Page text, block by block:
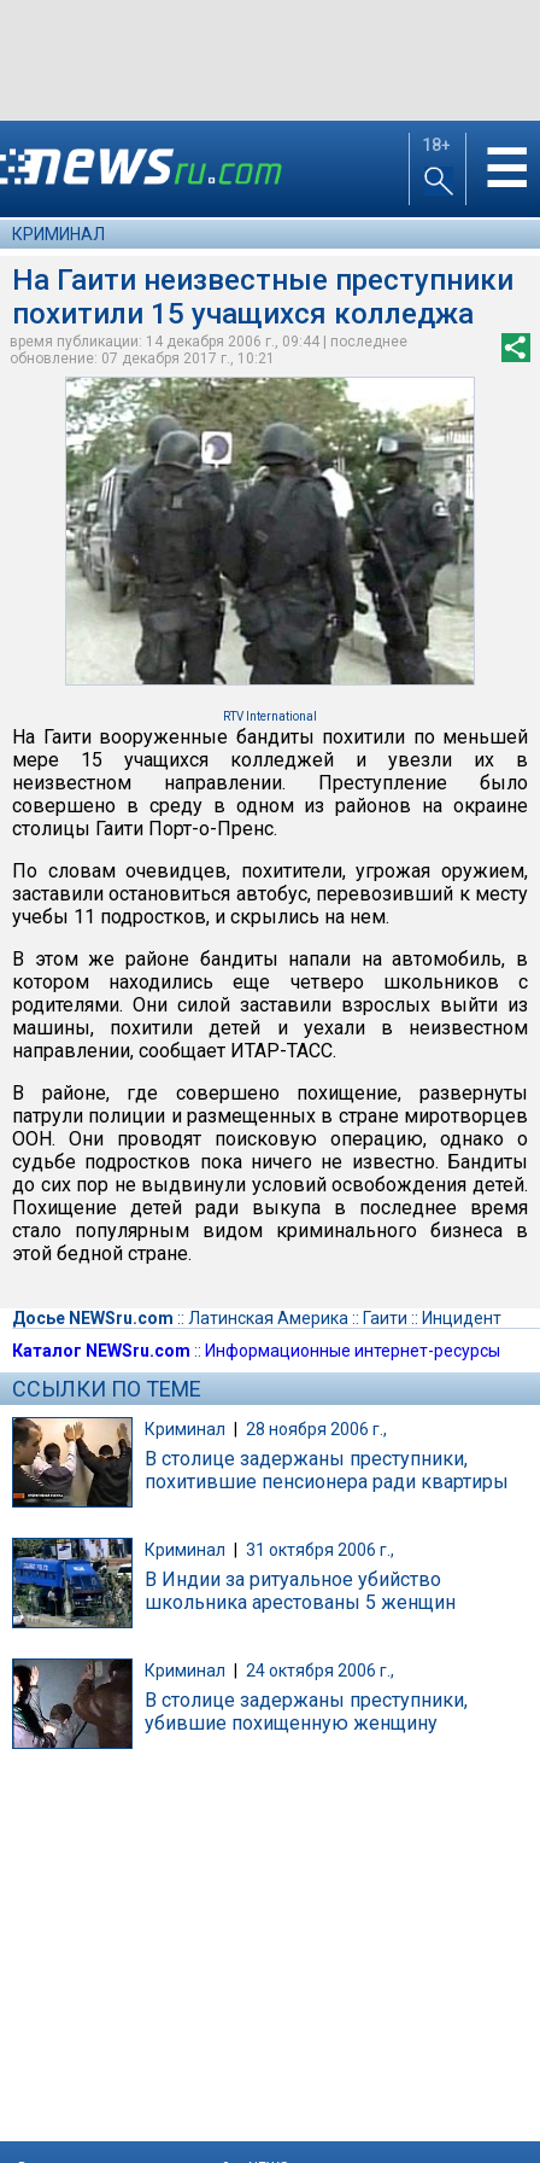
18+ ☰
КРИМИНАЛ
На Гаити неизвестные преступники
похитили 15 учащихся колледжа
время публикации: 14 декабря 2006 г., 09:44 | последнее
обновление: 07 декабря 2017 г., 10:21
RTV International
На Гаити вооруженные бандиты похитили по меньшей
мере 15 учащихся колледжей и увезли их в
неизвестном направлении. Преступление было
совершено в среду в одном из районов на окраине
столицы Гаити Порт-о-Пренс.
По словам очевидцев, похитители, угрожая оружием,
заставили остановиться автобус, перевозивший к месту
учебы 11 подростков, и скрылись на нем.
В этом же районе бандиты напали на автомобиль, в
котором находились еще четверо школьников с
родителями. Они силой заставили взрослых выйти из
машины, похитили детей и уехали в неизвестном
направлении, сообщает ИТАР-ТАСС.
В районе, где совершено похищение, развернуты
патрули полиции и размещенных в стране миротворцев
ООН. Они проводят поисковую операцию, однако о
судьбе подростков пока ничего не известно. Бандиты
до сих пор не выдвинули условий освобождения детей.
Похищение детей ради выкупа в последнее время
стало популярным видом криминального бизнеса в
этой бедной стране.
Досье NEWSru.com :: Латинская Америка :: Гаити :: Инцидент
Каталог NEWSru.com :: Информационные интернет-ресурсы
ССЫЛКИ ПО ТЕМЕ
Криминал | 28 ноября 2006 г.,
В столице задержаны преступники,
похитившие пенсионера ради квартиры
Криминал 31 октября 2006 г.,
В Индии за ритуальное убийство
школьника арестованы 5 женщин
Криминал 24 октября 2006 г.,
В столице задержаны преступники,
убившие похищенную женщину